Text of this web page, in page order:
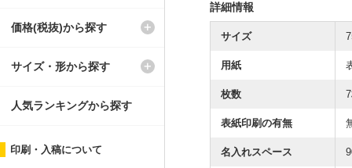
詳細情報
サイズ
用紙
枚数
表紙印刷の有無
名入れスペース
価格(税抜)から探す
サイズ・形から探す
人気ランキングから探す
印刷・入稿について